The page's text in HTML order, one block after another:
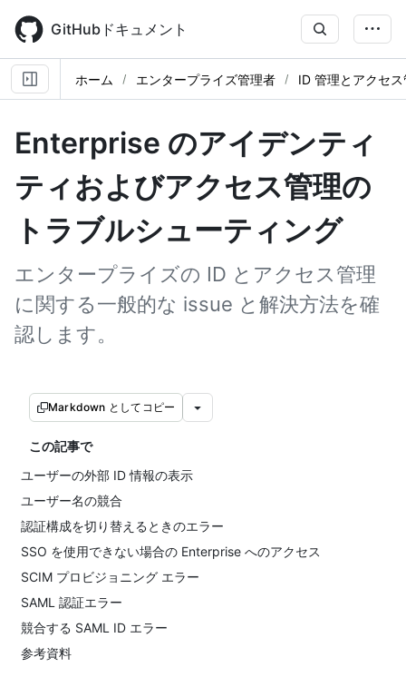
main
content
GitHubドキュメント
ホーム エンタープライズ管理者 ID 管理とアクセ
Enterprise のアイデンティ
ティおよびアクセス管理の
トラブルシューティング
エンタープライズの ID とアクセス管理
に関する一般的な issue と解決方法を確
認します。
Markdown としてコピー
この記事で
ユーザーの外部 ID 情報の表示
ユーザー名の競合
認証構成を切り替えるときのエラー
SSO を使用できない場合の Enterprise へのアクセス
SCIM プロビジョニング エラー
SAML 認証エラー
競合する SAML ID エラー
参考資料